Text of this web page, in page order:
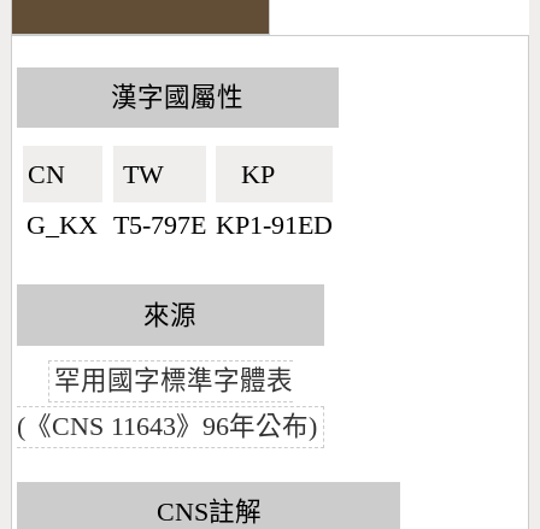
漢字國屬性
CN🇨🇳
G_KX
TW🇹🇼
T5-797E
KP🇰🇵
KP1-91ED
來源
罕用國字標準字體表
(《CNS 11643》96年公布)
CNS註解